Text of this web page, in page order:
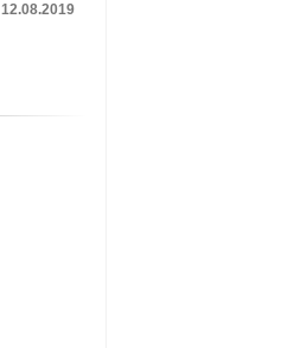
12.08.2019